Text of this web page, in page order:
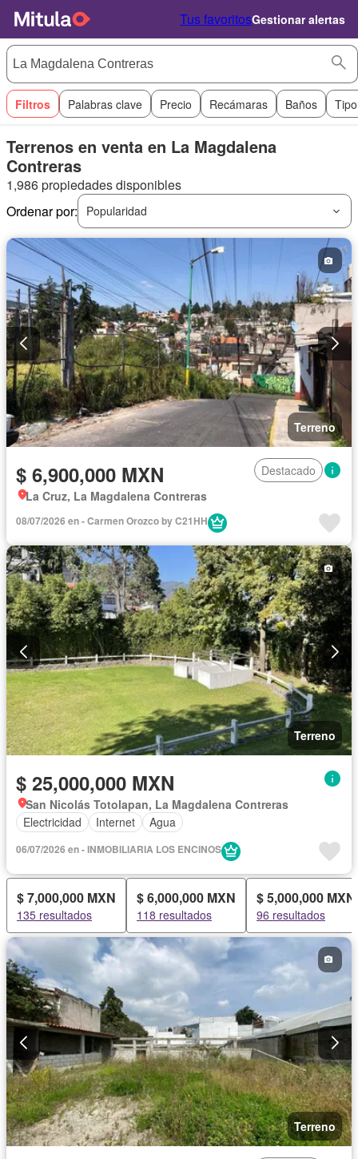
Tus favoritosGestionar alertas
Filtros Palabras clave Precio Recámaras Baños
Terrenos en venta en La Magdalena
Contreras
1,986 propiedades disponibles
Ordenar por:
Popularidad
Terreno
$ 6,900,000 MXN
Destacado
La Cruz, La Magdalena Contreras
08/07/2026 en - Carmen Orozco by C21HH
Terreno
$ 25,000,000 MXN
San Nicolás Totolapan, La Magdalena Contreras
Electricidad
Internet Agua
06/07/2026 en - INMOBILIARIA LOS ENCINOS
$ 7,000,000 MXN
135 resultados
$ 6,000,000 MXN
118 resultados
$ 5,000,000 MXN
96 resultados
Terreno